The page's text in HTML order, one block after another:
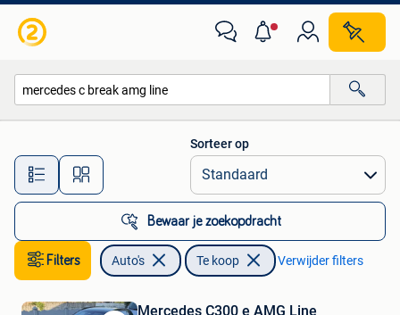
Alle afstanden…
Sorteer op
Bewaar je zoekopdracht
Filters Auto's Te koop Verwijder filters
Mercedes C300 e AMG Line